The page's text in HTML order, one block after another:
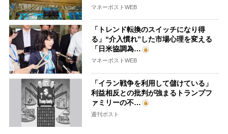
マネーポストWEB
「トレンド転換のスイッチになり得
る」“介入慣れ”した市場心理を変える
「日米協調為…
マネーポストWEB
「イラン戦争を利用して儲けている」
利益相反との批判が強まるトランプフ
ァミリーの不…
週刊ポスト